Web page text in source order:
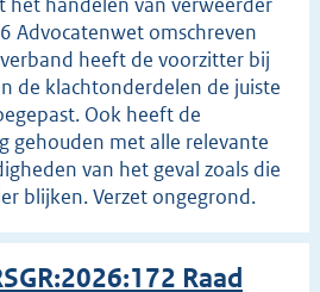
Advocatenwet omschreven
heeft de voorzitter bij
de klachtonderdelen de juiste
Ook heeft de
gehouden met alle relevante
van het geval zoals die
blijken. Verzet ongegrond.
Raad